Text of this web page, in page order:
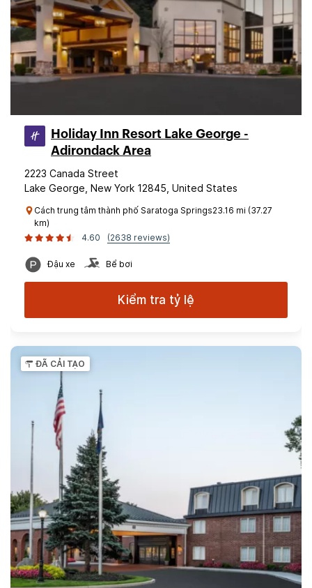
Holiday Inn Resort Lake George -
Adirondack Area
2223 Canada Street
Lake George, New York 12845, United States
Cách trung tâm thành phố Saratoga Springs23.16 mi (37.27
km)
4.60
(2638 reviews)
Đậu xe Bể bơi
Kiểm tra tỷ lệ
ĐÃ CẢI TẠO